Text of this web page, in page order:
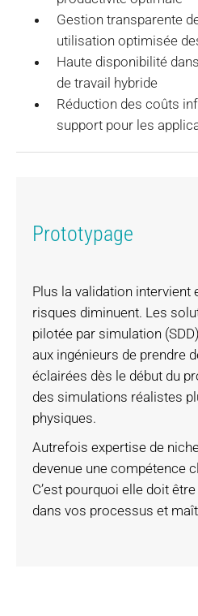
Gestion transparente
utilisation optimisée
Haute disponibilité
de travail hybride
Réduction des coûts
support pour les
Prototypage
Plus la validation intervient
risques diminuent. Les
pilotée par simulation
aux ingénieurs de prendre
éclairées dès le début du
des simulations réalistes
physiques.
Autrefois expertise de
devenue une compétence
C’est pourquoi elle doit
dans vos processus et